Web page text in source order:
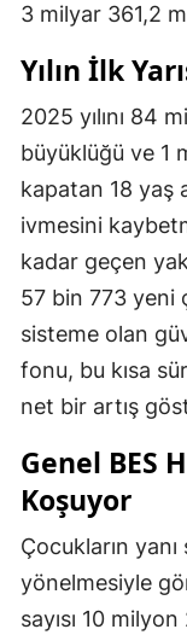
3 milyar 361,2
Yılın İlk
2025 yılını 84
büyüklüğü ve 1
kapatan 18 yaş
ivmesini
kadar geçen
57 bin 773 yeni
sisteme olan
fonu, bu kısa
net bir artış
Genel BES
Koşuyor
Çocukların
yönelmesiyle
sayısı 10